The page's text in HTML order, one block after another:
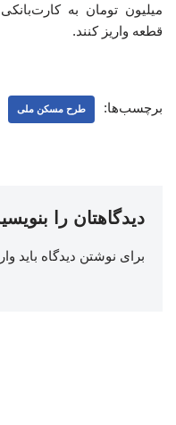
میلیون تومان به
قطعه واریز کنند.
برچسب‌ها: طرح مسکن ملی
دیدگاهتان را
برای نوشتن دیدگاه باید